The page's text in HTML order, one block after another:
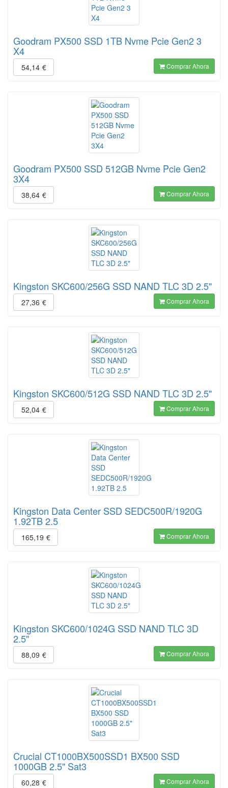
Goodram PX500 SSD 1TB Nvme Pcie Gen2 3
X4
54,14 € Comprar Ahora
Goodram PX500 SSD 512GB Nvme Pcie Gen2
3X4
38,64 € Comprar Ahora
Kingston SKC600/256G SSD NAND TLC 3D 2.5"
27,36 € Comprar Ahora
Kingston SKC600/512G SSD NAND TLC 3D 2.5"
52,04 € Comprar Ahora
Kingston Data Center SSD SEDC500R/1920G
1.92TB 2.5
165,19 € Comprar Ahora
Kingston SKC600/1024G SSD NAND TLC 3D
2.5"
88,09 € Comprar Ahora
Crucial CT1000BX500SSD1 BX500 SSD
1000GB 2.5" Sat3
60,28 € Comprar Ahora